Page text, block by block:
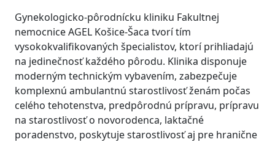
Gynekologicko-pôrodnícku kliniku Fakultnej
nemocnice AGEL Košice-Šaca tvorí tím
vysokokvalifikovaných špecialistov, ktorí prihliadajú
na jedinečnosť každého pôrodu. Klinika disponuje
moderným technickým vybavením, zabezpečuje
komplexnú ambulantnú starostlivosť ženám počas
celého tehotenstva, predpôrodnú prípravu, prípravu
na starostlivosť o novorodenca, laktačné
poradenstvo, poskytuje starostlivosť aj pre hranične